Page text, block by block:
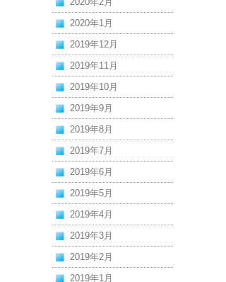
2020年1月
2019年12月
2019年11月
2019年10月
2019年9月
2019年8月
2019年7月
2019年6月
2019年5月
2019年4月
2019年3月
2019年2月
2019年1月